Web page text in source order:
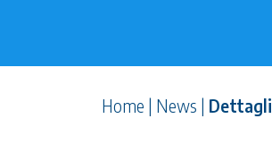
Home | News |